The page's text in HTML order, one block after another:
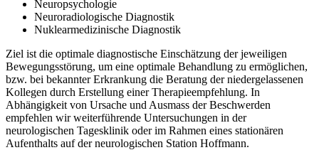
Neuropsychologie
Neuroradiologische Diagnostik
Nuklearmedizinische Diagnostik
Ziel ist die optimale diagnostische Einschätzung der jeweiligen
Bewegungsstörung, um eine optimale Behandlung zu ermöglichen,
bzw. bei bekannter Erkrankung die Beratung der niedergelassenen
Kollegen durch Erstellung einer Therapieempfehlung. In
Abhängigkeit von Ursache und Ausmass der Beschwerden
empfehlen wir weiterführende Untersuchungen in der
neurologischen Tagesklinik oder im Rahmen eines stationären
Aufenthalts auf der neurologischen Station Hoffmann.